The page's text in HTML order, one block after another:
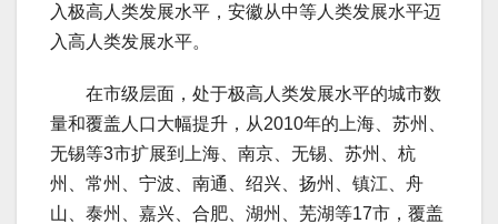
入极高人类发展水平，安徽从中等人类发展水平迈
入高人类发展水平。
在市级层面，处于极高人类发展水平的城市数
量和覆盖人口大幅提升，从2010年的上海、苏州、
无锡等3市扩展到上海、南京、无锡、苏州、杭
州、常州、宁波、南通、绍兴、扬州、镇江、舟
山、泰州、嘉兴、合肥、湖州、芜湖等17市，覆盖